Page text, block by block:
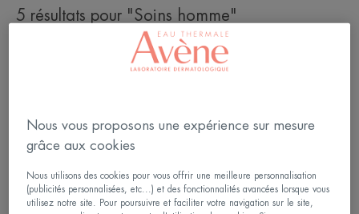
5 résultats pour "Soins homme"
Mousse
Nous vous proposons une expérience sur mesure
grâce aux cookies
Nous utilisons des cookies pour vous offrir une meilleure personnalisation
(publicités personnalisées, etc...) et des fonctionnalités avancées lorsque vous
utilisez notre site. Pour poursuivre et faciliter votre navigation sur le site,